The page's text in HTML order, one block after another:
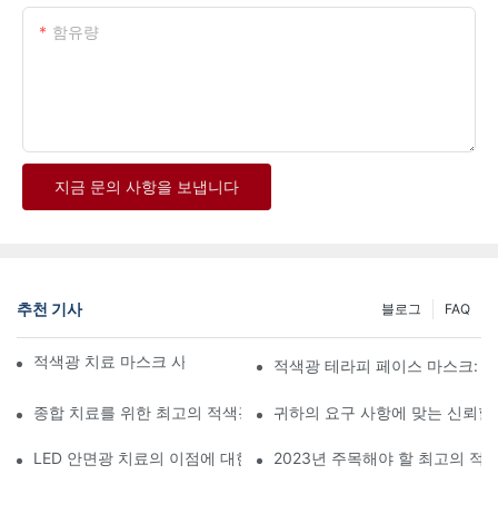
함유량
지금 문의 사항을 보냅니다
추천 기사 FAQ
블로그
적색광 치료 마스크 사용의 이점을 알아보세요적색광 테라피 페이스 마스크:
종합 치료를 위한 최고의 적색광 및 적외선 치료 장비
귀하의 요구 사항에 맞는 신뢰
LED 안면광 치료의 이점에 대한 심층 분석2023년 주목해야 할 최고의 적